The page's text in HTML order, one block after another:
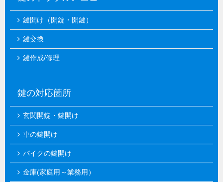
鍵開け（開錠・開鍵）
鍵交換
鍵作成/修理
鍵の対応箇所
玄関開錠・鍵開け
車の鍵開け
バイクの鍵開け
金庫(家庭用～業務用）